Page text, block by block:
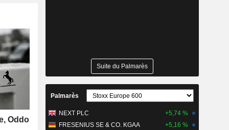
Oddo
Suite du Palmarès
Palmarès
NEXT PLC
+5,74 %
FRESENIUS SE & CO. KGAA
+5,16 %